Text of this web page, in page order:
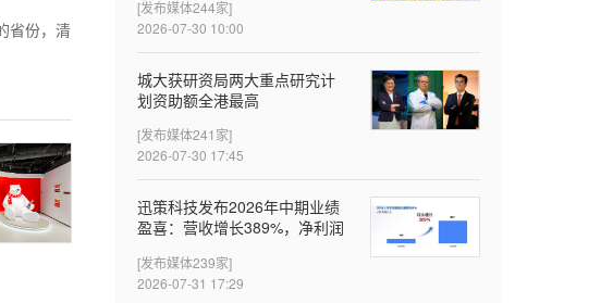
省份，清
[发布媒体244家]
2026-07-30 10:00
城大获研资局两大重点研究计
划资助额全港最高
[发布媒体241家]
2026-07-30 17:45
迅策科技发布2026年中期业绩
盈喜：营收增长389%，净利润
擎
[发布媒体239家]
2026-07-31 17:29